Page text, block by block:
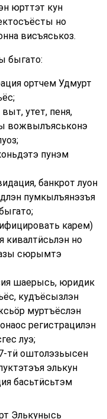
юрттэт кун
но
висъяськоз.
быгато:
ортчем Удмурт
утет, пеня,
вожвылъяськонэ
пунэм
банкрот луон
пумкылъянэзъя
карем)
кивалтӥсьлэн но
сюрымтэ
шаерысь, юридик
кудъёсызлэн
муртъёслэн
регистрацилэн
луэ;
тӥ оштолэзьысен
элькун
басьтӥсьтэм
Элькунысь